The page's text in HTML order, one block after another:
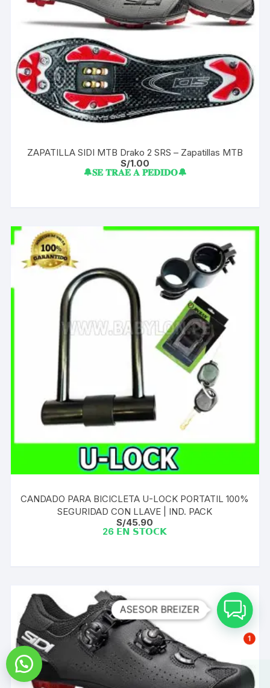
ZAPATILLA SIDI MTB Drako 2 SRS – Zapatillas MTB
S/1.00
🔔𝐒𝐄 𝐓𝐑𝐀𝐄 𝐀 𝐏𝐄𝐃𝐈𝐃𝐎🔔
CANDADO PARA BICICLETA U-LOCK PORTATIL 100%
SEGURIDAD CON LLAVE | IND. PACK
S/45.90
26 𝗘𝗡 𝗦𝗧𝗢𝗖𝗞
ASESOR BREIZER
1